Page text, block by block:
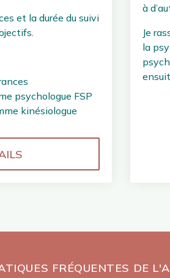
et la durée du suivi
psychologue FSP
kinésiologue
à
Je
la
FRÉQUENTES DE